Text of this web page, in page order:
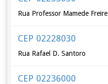
Rua Professor Mamede Freire
CEP 02228030
Rua Rafael D. Santoro
CEP 02236000